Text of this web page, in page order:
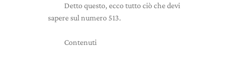
Detto questo, ecco tutto ciò che devi
sapere sul numero 513.
Contenuti